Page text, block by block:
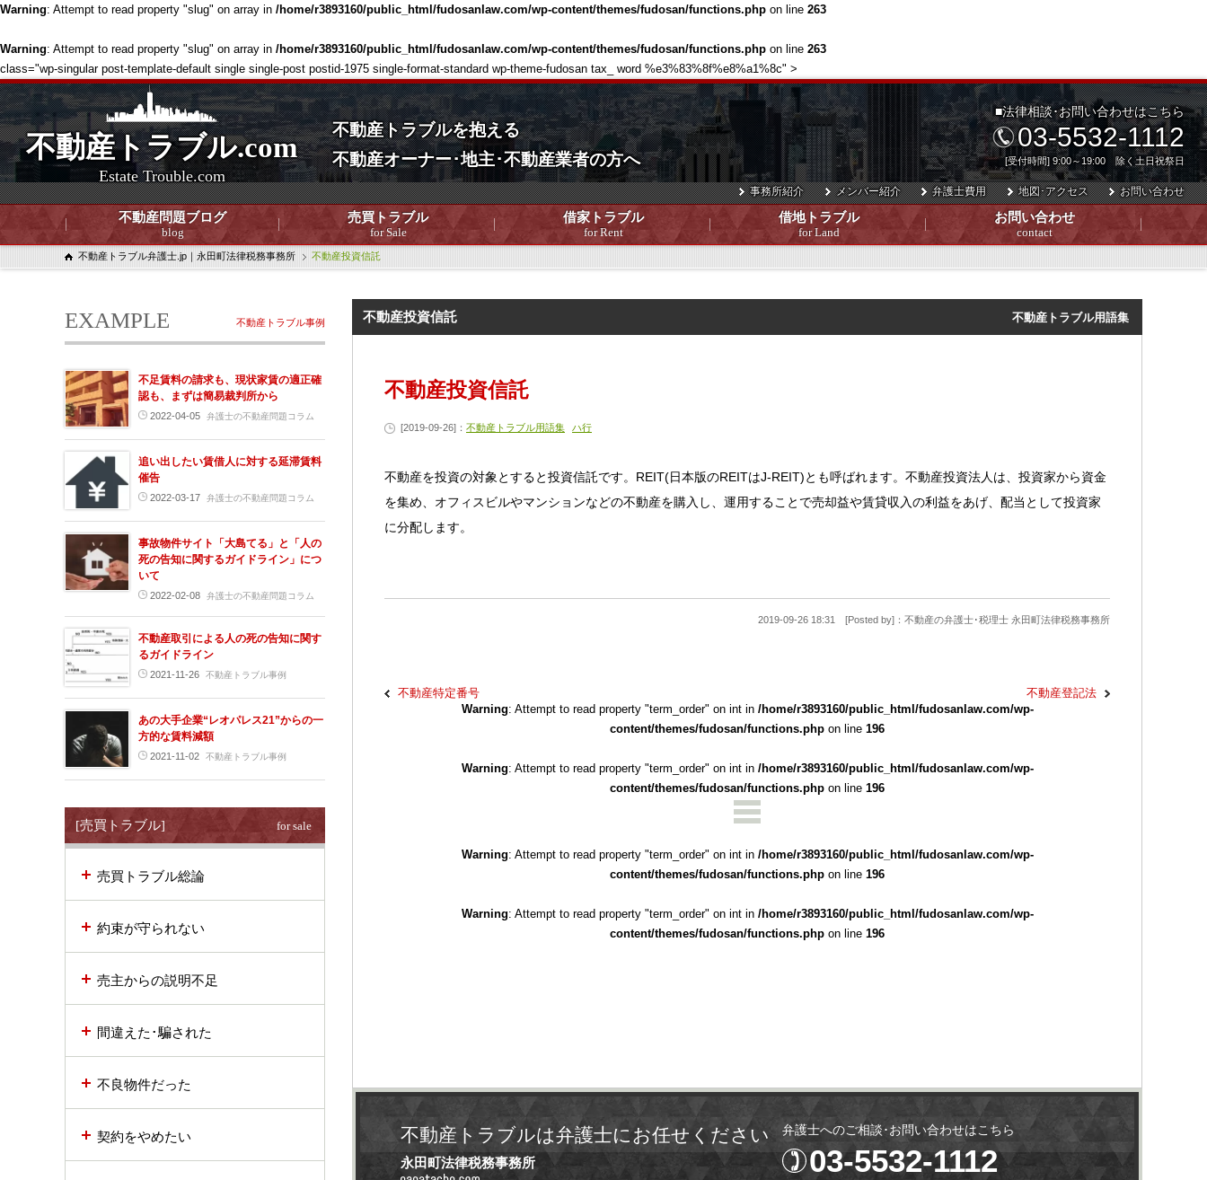
Warning: Attempt to read property "slug" on array in /home/r3893160/public_html/fudosanlaw.com/wp-content/themes/fudosan/functions.php on line 263
Warning: Attempt to read property "slug" on array in /home/r3893160/public_html/fudosanlaw.com/wp-content/themes/fudosan/functions.php on line 263
class="wp-singular post-template-default single single-post postid-1975 single-format-standard wp-theme-fudosan tax_ word %e3%83%8f%e8%a1%8c" >
不動産トラブル.com
Estate Trouble.com
不動産トラブルを抱える
不動産オーナー･地主･不動産業者の方へ
不動産問題ブログ
blog
売買トラブル
for Sale
借家トラブル
for Rent
借地トラブル
for Land
お問い合わせ
contact
事務所紹介 メンバー紹介 弁護士費用 地図･アクセス お問い合わせ
■法律相談･お問い合わせはこちら
03-5532-1112
[受付時間] 9:00～19:00 除く土日祝祭日
不動産トラブル弁護士.jp｜永田町法律税務事務所 不動産投資信託
不動産投資信託 不動産トラブル用語集
不動産投資信託
[2019-09-26]： 不動産トラブル用語集 ハ行
不動産を投資の対象とすると投資信託です。REIT(日本版のREITはJ-REIT)とも呼ばれます。不動産投資法人は、投資家から資金
を集め、オフィスビルやマンションなどの不動産を購入し、運用することで売却益や賃貸収入の利益をあげ、配当として投資家
に分配します。
2019-09-26 18:31 [Posted by]：不動産の弁護士･税理士 永田町法律税務事務所
Warning: Attempt to read property "term_order" on int in /home/r3893160/public_html/fudosanlaw.com/wp-
content/themes/fudosan/functions.php on line 196
Warning: Attempt to read property "term_order" on int in /home/r3893160/public_html/fudosanlaw.com/wp-
content/themes/fudosan/functions.php on line 196
不動産特定番号
Warning: Attempt to read property "term_order" on int in /home/r3893160/public_html/fudosanlaw.com/wp-
content/themes/fudosan/functions.php on line 196
Warning: Attempt to read property "term_order" on int in /home/r3893160/public_html/fudosanlaw.com/wp-
content/themes/fudosan/functions.php on line 196
不動産登記法
不動産トラブルは弁護士にお任せください
永田町法律税務事務所
弁護士へのご相談･お問い合わせはこちら
03-5532-1112
不動産トラブル事例
EXAMPLE
不足賃料の請求も、現状家賃の適正確
認も、まずは簡易裁判所から
2022-04-05 弁護士の不動産問題コラム
追い出したい賃借人に対する延滞賃料
催告
2022-03-17 弁護士の不動産問題コラム
事故物件サイト「大島てる」と「人の
死の告知に関するガイドライン」につ
いて
2022-02-08 弁護士の不動産問題コラム
不動産取引による人の死の告知に関す
るガイドライン
2021-11-26 不動産トラブル事例
あの大手企業“レオパレス21”からの一
方的な賃料減額
2021-11-02 不動産トラブル事例
[売買トラブル] for sale
売買トラブル総論
約束が守られない
売主からの説明不足
間違えた･騙された
不良物件だった
契約をやめたい